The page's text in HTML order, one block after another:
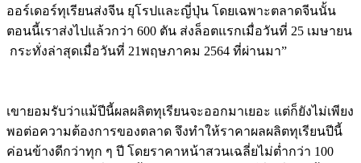
ออร์เดอร์ทุเรียนส่งจีน ยุโรปและญี่ปุ่น โดยเฉพาะตลาดจีนนั้น
ตอนนี้เราส่งไปแล้วกว่า 600 ตัน ส่งล็อตแรกเมื่อวันที่ 25 เมษายน
กระทั่งล่าสุดเมื่อวันที่ 21พฤษภาคม 2564 ที่ผ่านมา”
เขายอมรับว่าแม้ปีนี้ผลผลิตทุเรียนจะออกมาเยอะ แต่ก็ยังไม่เพียง
พอต่อความต้องการของตลาด จึงทำให้ราคาผลผลิตทุเรียนปีนี้
ค่อนข้างดีกว่าทุก ๆ ปี โดยราคาหน้าสวนเฉลี่ยไม่ต่ำกว่า 100